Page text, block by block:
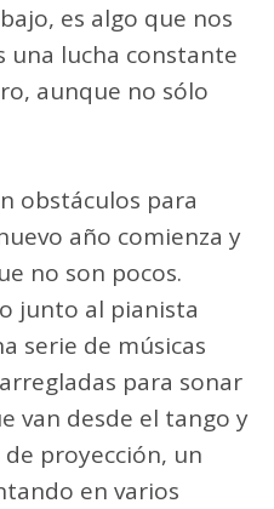
es algo que nos
una lucha constante
aunque no sólo
obstáculos para
año comienza y
no son pocos.
junto al pianista
serie de músicas
para sonar
van desde el tango y
proyección, un
en varios